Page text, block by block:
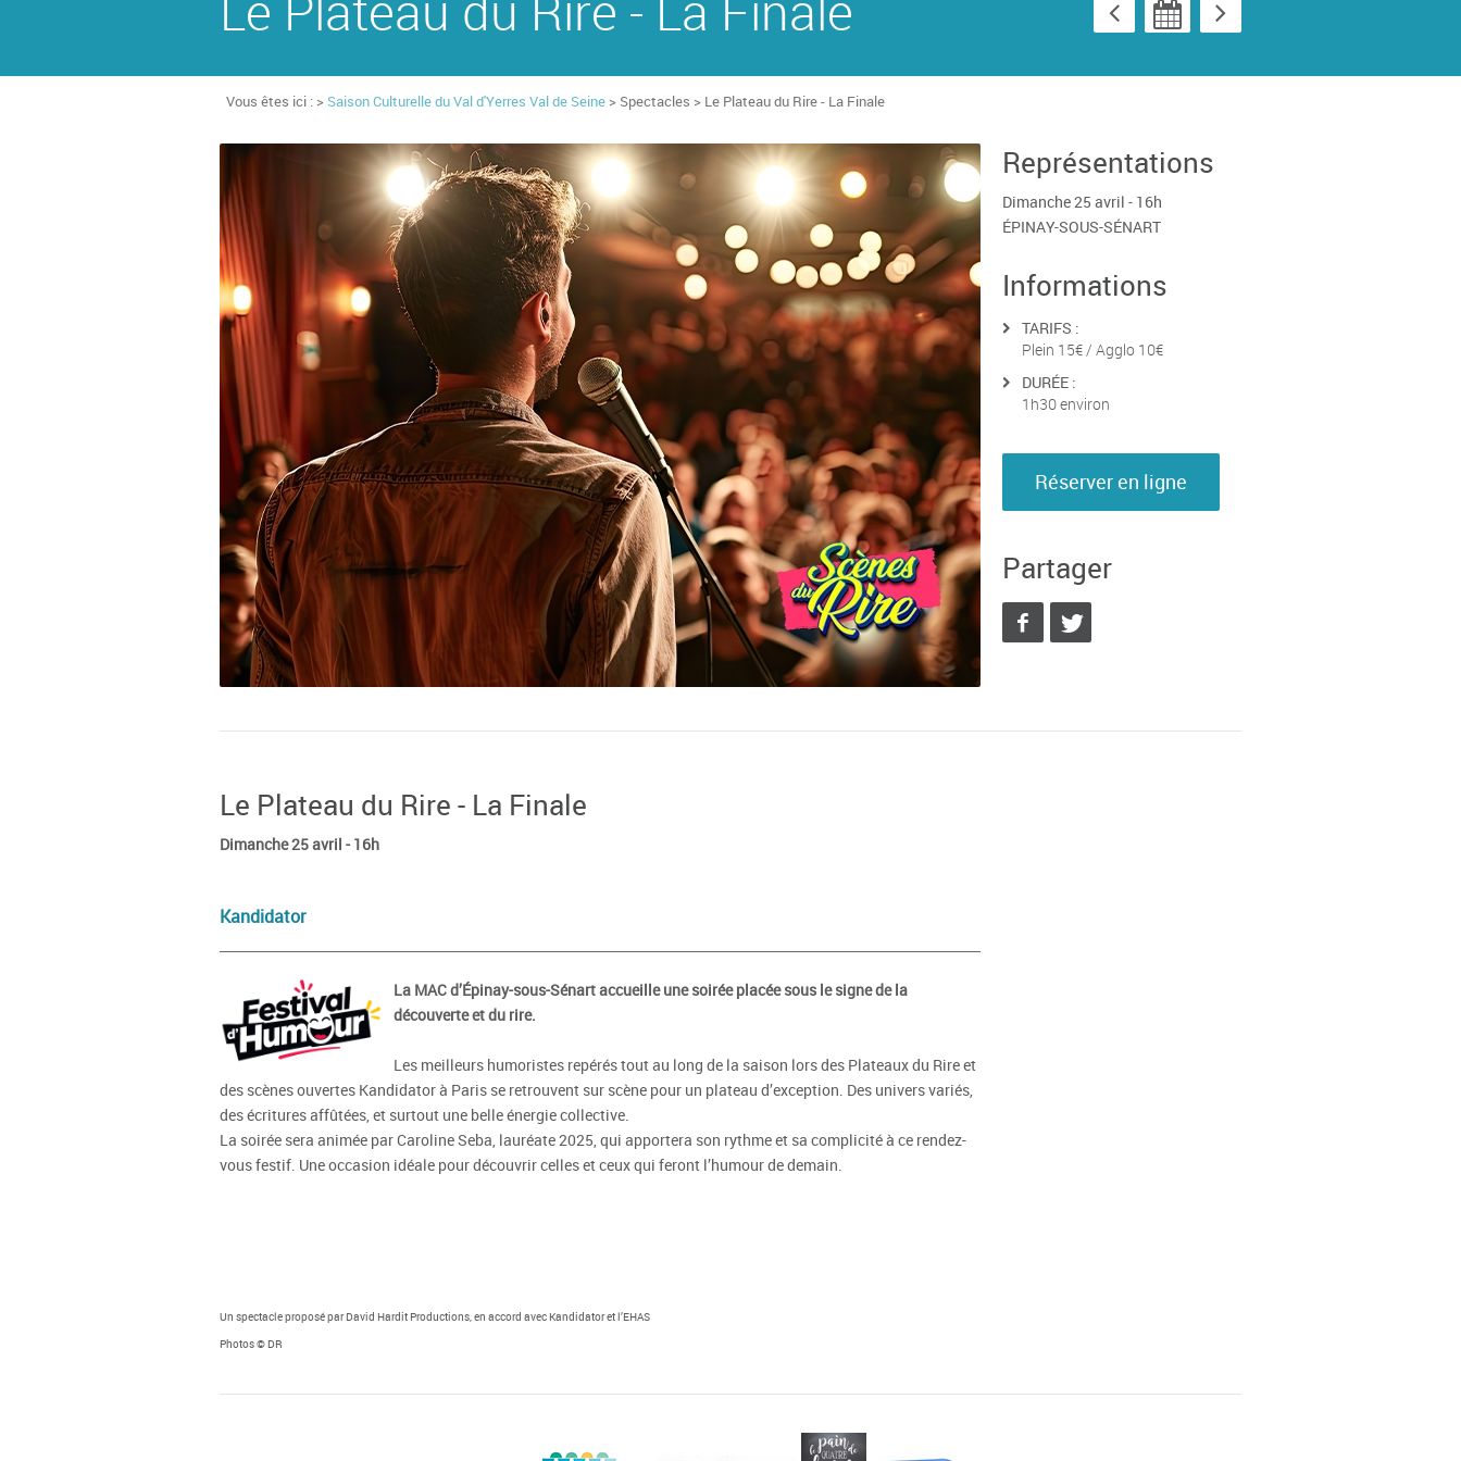
Vous êtes ici : > Saison Culturelle du Val d'Yerres Val de Seine > Spectacles > Le Plateau du Rire - La Finale
Représentations
Dimanche 25 avril - 16h
ÉPINAY-SOUS-SÉNART
Informations
TARIFS :
Plein 15€ / Agglo 10€
DURÉE :
1h30 environ
Réserver en ligne
Partager
Le Plateau du Rire - La Finale
Dimanche 25 avril - 16h
Kandidator
La MAC d’Épinay-sous-Sénart accueille une soirée placée sous le signe de la
découverte et du rire.
Les meilleurs humoristes repérés tout au long de la saison lors des Plateaux du Rire et
des scènes ouvertes Kandidator à Paris se retrouvent sur scène pour un plateau d’exception. Des univers variés,
des écritures affûtées, et surtout une belle énergie collective.
La soirée sera animée par Caroline Seba, lauréate 2025, qui apportera son rythme et sa complicité à ce rendez-
vous festif. Une occasion idéale pour découvrir celles et ceux qui feront l’humour de demain.
Un spectacle proposé par David Hardit Productions, en accord avec Kandidator et l’EHAS
Photos© DR